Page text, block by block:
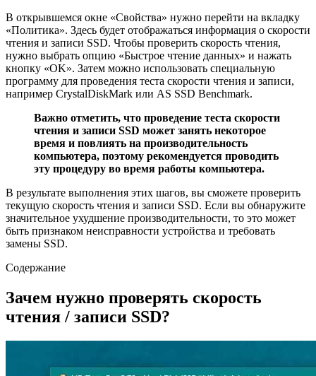
В открывшемся окне «Свойства» нужно перейти на вкладку
«Политика». Здесь будет отображаться информация о скорости
чтения и записи SSD. Чтобы проверить скорость чтения,
нужно выбрать опцию «Быстрое чтение данных» и нажать
кнопку «OK». Затем можно использовать специальную
программу для проведения теста скорости чтения и записи,
например CrystalDiskMark или AS SSD Benchmark.
Важно отметить, что проведение теста скорости
чтения и записи SSD может занять некоторое
время и повлиять на производительность
компьютера, поэтому рекомендуется проводить
эту процедуру во время работы компьютера.
В результате выполнения этих шагов, вы сможете проверить
текущую скорость чтения и записи SSD. Если вы обнаружите
значительное ухудшение производительности, то это может
быть признаком неисправности устройства и требовать
замены SSD.
Содержание
Зачем нужно проверять скорость
чтения / записи SSD?